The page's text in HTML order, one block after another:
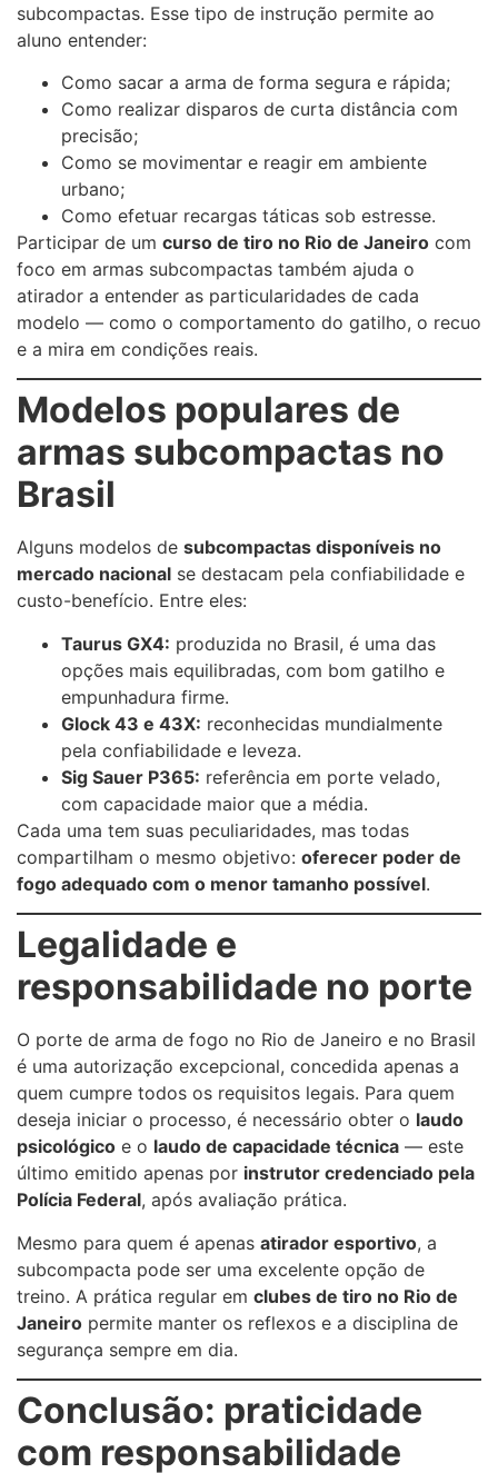
subcompactas. Esse tipo de instrução permite ao
aluno entender:
Como sacar a arma de forma segura e rápida;
Como realizar disparos de curta distância com
precisão;
Como se movimentar e reagir em ambiente
urbano;
Como efetuar recargas táticas sob estresse.
Participar de um curso de tiro no Rio de Janeiro com
foco em armas subcompactas também ajuda o
atirador a entender as particularidades de cada
modelo — como o comportamento do gatilho, o recuo
e a mira em condições reais.
Modelos populares de
armas subcompactas no
Brasil
Alguns modelos de subcompactas disponíveis no
mercado nacional se destacam pela confiabilidade e
custo-benefício. Entre eles:
Taurus GX4: produzida no Brasil, é uma das
opções mais equilibradas, com bom gatilho e
empunhadura firme.
Glock 43 e 43X: reconhecidas mundialmente
pela confiabilidade e leveza.
Sig Sauer P365: referência em porte velado,
com capacidade maior que a média.
Cada uma tem suas peculiaridades, mas todas
compartilham o mesmo objetivo: oferecer poder de
fogo adequado com o menor tamanho possível.
Legalidade e
responsabilidade no porte
O porte de arma de fogo no Rio de Janeiro e no Brasil
é uma autorização excepcional, concedida apenas a
quem cumpre todos os requisitos legais. Para quem
deseja iniciar o processo, é necessário obter o laudo
psicológico e o laudo de capacidade técnica — este
último emitido apenas por instrutor credenciado pela
Polícia Federal, após avaliação prática.
Mesmo para quem é apenas atirador esportivo, a
subcompacta pode ser uma excelente opção de
treino. A prática regular em clubes de tiro no Rio de
Janeiro permite manter os reflexos e a disciplina de
segurança sempre em dia.
Conclusão: praticidade
com responsabilidade